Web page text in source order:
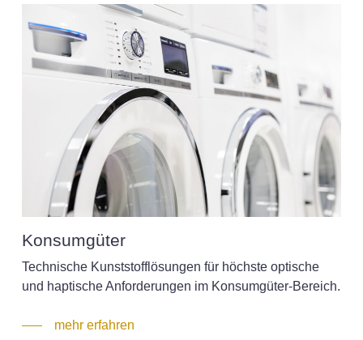
Konsumgüter
Technische Kunststofflösungen für höchste optische
und haptische Anforderungen im Konsumgüter-Bereich.
mehr erfahren